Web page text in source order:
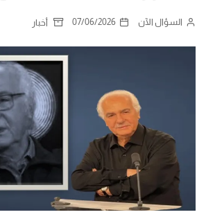
السؤال الآن 07/06/2026 أخبار